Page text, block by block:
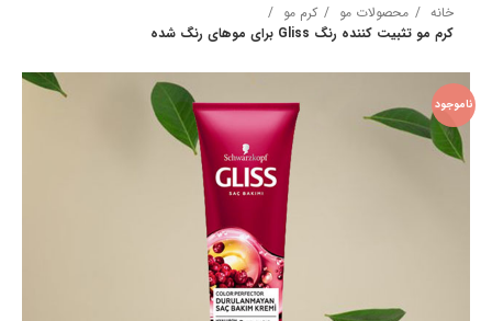
خانه محصولات مو
کرم مو
کرم مو تثبیت کننده رنگ Gliss برای موهای رنگ شده
ناموجود